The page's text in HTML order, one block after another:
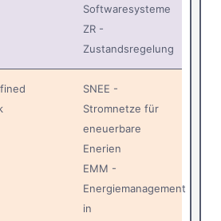
Softwaresysteme
ZR -
Zustandsregelung
SNEE -
Stromnetze für
eneuerbare
Enerien
EMM -
Energiemanagement
in